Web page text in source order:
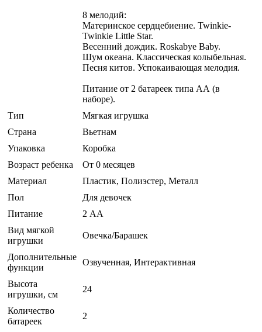
8 мелодий:
Материнское сердцебиение. Twinkie-
Twinkie Little Star.
Весенний дождик. Roskabye Baby.
Шум океана. Классическая колыбельная.
Песня китов. Успокаивающая мелодия.
Питание от 2 батареек типа АА (в
наборе).
Тип
Мягкая игрушка
Страна
Вьетнам
Упаковка
Коробка
Возраст ребенка
От 0 месяцев
Материал
Пластик, Полиэстер, Металл
Пол
Для девочек
Питание
2 АА
Вид мягкой
игрушки
Овечка/Барашек
Дополнительные
функции
Озвученная, Интерактивная
Высота
игрушки, см
24
Количество
батареек
2